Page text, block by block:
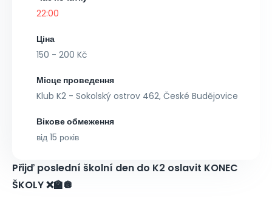
22:00
Ціна
150 - 200 Kč
Місце проведення
Klub K2 - Sokolský ostrov 462, České Budějovice
Вікове обмеження
від 15 років
Přijď poslední školní den do K2 oslavit KONEC
ŠKOLY ❌🏫🪩